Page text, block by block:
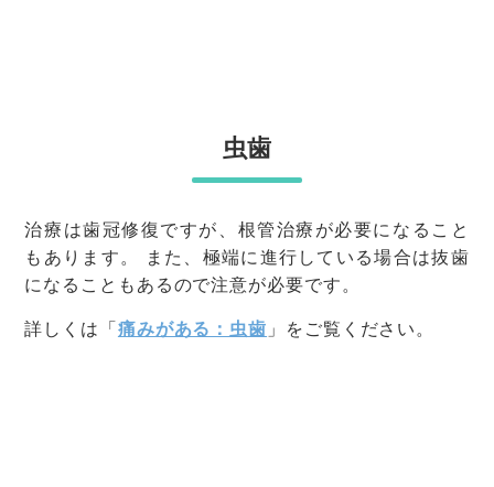
虫歯
治療は歯冠修復ですが、根管治療が必要になること
もあります。 また、極端に進行している場合は抜歯
になることもあるので注意が必要です。
詳しくは「 痛みがある：虫歯 」をご覧ください。